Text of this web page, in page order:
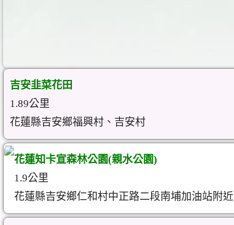
吉安韭菜花田
1.89公里
花蓮縣吉安鄉福興村、吉安村
花蓮知卡宣森林公園(親水公園)
1.9公里
花蓮縣吉安鄉仁和村中正路二段南埔加油站附近